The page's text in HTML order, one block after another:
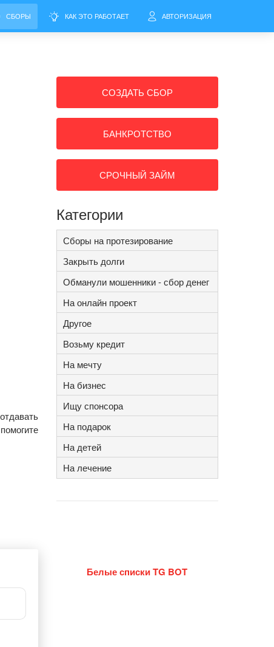
СБОРЫ КАК ЭТО РАБОТАЕТ АВТОРИЗАЦИЯ
СОЗДАТЬ СБОР
БАНКРОТСТВО
СРОЧНЫЙ ЗАЙМ
Категории
Сборы на протезирование
Закрыть долги
Обманули мошенники - сбор денег
На онлайн проект
Другое
Возьму кредит
На мечту
На бизнес
Ищу спонсора
На подарок
На детей
На лечение
Белые списки TG BOT